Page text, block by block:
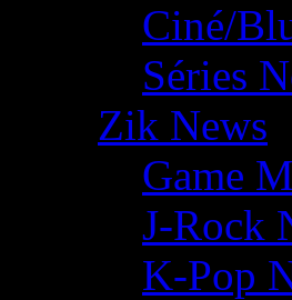
Ciné/
Séries
Zik News
Game
J-Rock
K-Pop